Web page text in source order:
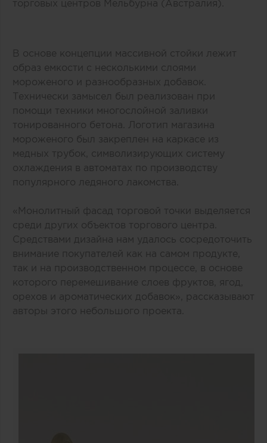
торговых центров Мельбурна (Австралия).
В основе концепции массивной стойки лежит
образ емкости с несколькими слоями
мороженого и разнообразных добавок.
Технически замысел был реализован при
помощи техники многослойной заливки
тонированного бетона. Логотип магазина
мороженого был закреплен на каркасе из
медных трубок, символизирующих систему
охлаждения в автоматах по производству
популярного ледяного лакомства.
«Монолитный фасад торговой точки выделяется
среди других объектов торгового центра.
Средствами дизайна нам удалось сосредоточить
внимание покупателей как на самом продукте,
так и на производственном процессе, в основе
которого перемешивание слоев фруктов, ягод,
орехов и ароматических добавок», рассказывают
авторы этого небольшого проекта.